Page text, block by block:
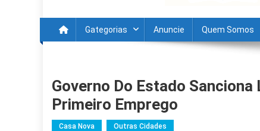
Gategorias Anuncie Quem Somos
Governo Do Estado
Primeiro Emprego
Casa Nova Outras Cidades